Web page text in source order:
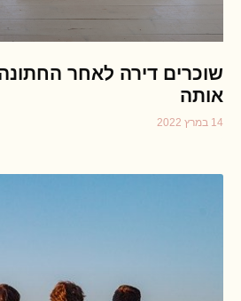
שוכרים דירה לאחר
אותה
14 במרץ 2022